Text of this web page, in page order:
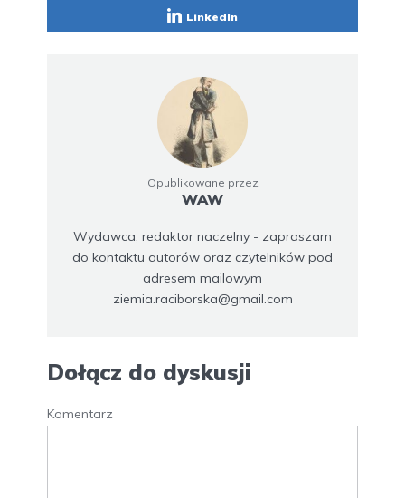
LinkedIn
Opublikowane przez
WAW
Wydawca, redaktor naczelny - zapraszam
do kontaktu autorów oraz czytelników pod
adresem mailowym
ziemia.raciborska@gmail.com
Dołącz do dyskusji
Komentarz